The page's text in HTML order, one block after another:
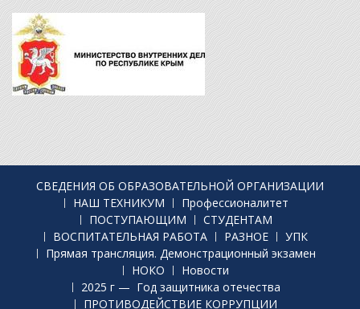
СВЕДЕНИЯ ОБ ОБРАЗОВАТЕЛЬНОЙ ОРГАНИЗАЦИИ
НАШ ТЕХНИКУМ
Профессионалитет
ПОСТУПАЮЩИМ
СТУДЕНТАМ
ВОСПИТАТЕЛЬНАЯ РАБОТА
РАЗНОЕ
УПК
Прямая трансляция. Демонстрационный экзамен
НОКО
Новости
2025 г — Год защитника отечества
ПРОТИВОДЕЙСТВИЕ КОРРУПЦИИ